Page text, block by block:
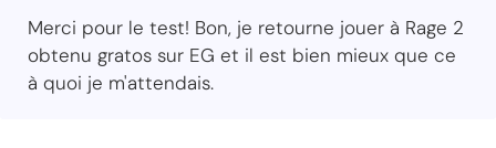
Merci pour le test! Bon, je retourne jouer à Rage 2
obtenu gratos sur EG et il est bien mieux que ce
à quoi je m'attendais.